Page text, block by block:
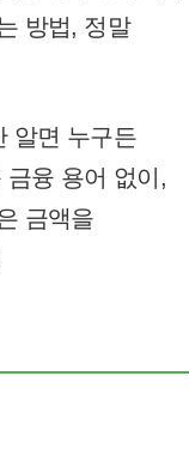
방법, 정말
알면 누구든
융 용어 없이,
금액을